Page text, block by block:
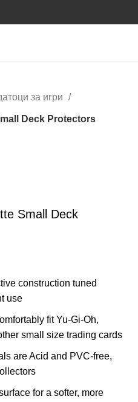
за игри
Deck Protectors
Small Deck
construction tuned
use
fit Yu-Gi-Oh,
small size trading cards
are Acid and PVC-free,
for a softer, more